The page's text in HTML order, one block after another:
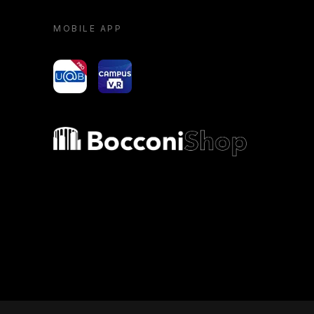
MOBILE APP
yoU@B Campus VR
Bocconi shop